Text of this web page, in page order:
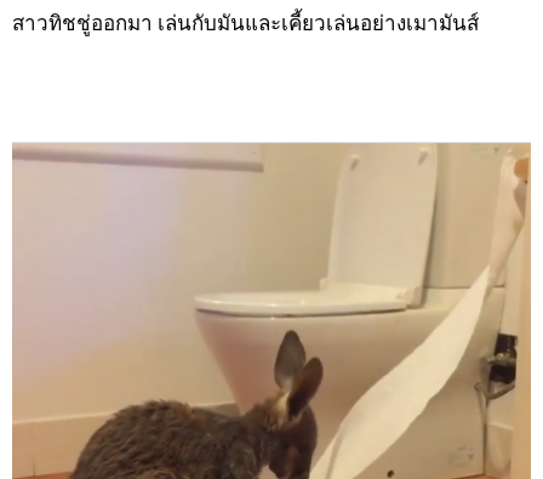
สาวทิชชู่ออกมา เล่นกับมันและเคี้ยวเล่นอย่างเมามันส์